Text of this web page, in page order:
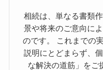
相続は、単なる書類
景や将来のご意向に
のです。 これまでの
説明にとどまらず、
な解決の道筋」をご